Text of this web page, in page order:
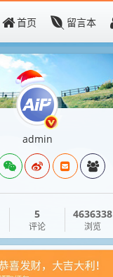
首页 留言本
admin
5
评论
4636338
浏览